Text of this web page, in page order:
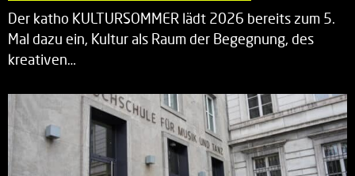
Der katho KULTURSOMMER lädt 2026 bereits zum 5.
Mal dazu ein, Kultur als Raum der Begegnung, des
kreativen…